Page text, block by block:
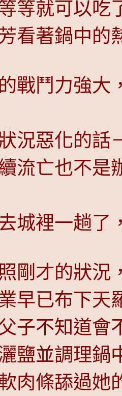
等就可以吃
看著鍋中的
戰鬥力強大
況惡化的話
續流亡也不
城裡一趟了
剛才的狀況
早已布下天
父子不知道
鹽並調理鍋
肉條舔過她